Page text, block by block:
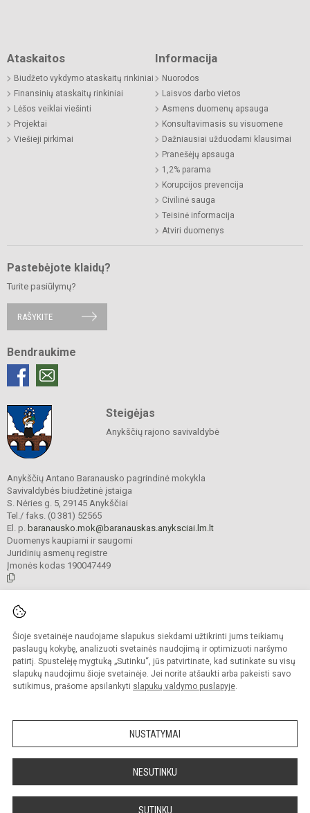
Šioje svetainėje naudojame slapukus siekdami užtikrinti jums teikiamų
paslaugų kokybę, analizuoti svetainės naudojimą ir optimizuoti naršymo
patirtį. Spustelėję mygtuką „Sutinku“, jūs patvirtinate, kad sutinkate su visų
slapukų naudojimu šioje svetainėje. Jei norite atšaukti arba pakeisti savo
sutikimus, prašome apsilankyti slapukų valdymo puslapyje.
NUSTATYMAI
NESUTINKU
SUTINKU
Ataskaitos
Biudžeto vykdymo ataskaitų rinkiniai
Finansinių ataskaitų rinkiniai
Lėšos veiklai viešinti
Projektai
Viešieji pirkimai
Informacija
Nuorodos
Laisvos darbo vietos
Asmens duomenų apsauga
Konsultavimasis su visuomene
Dažniausiai užduodami klausimai
Pranešėjų apsauga
1,2% parama
Korupcijos prevencija
Civilinė sauga
Teisinė informacija
Atviri duomenys
Pastebėjote klaidų?
Turite pasiūlymų?
RAŠYKITE
Bendraukime
Steigėjas
Anykščių rajono savivaldybė
Anykščių Antano Baranausko pagrindinė mokykla
Savivaldybės biudžetinė įstaiga
S. Nėries g. 5, 29145 Anykščiai
Tel./ faks. (0 381) 52565
El. p. baranausko.mok@baranauskas.anyksciai.lm.lt
Duomenys kaupiami ir saugomi
Juridinių asmenų registre
Įmonės kodas 190047449
Kopijuoti turinį be raštiško mokyklos administracijos sutikimo griežtai
draudžiama.
Prieinamumo paraiška Slapukų valdymas
Sumanus būdas atnaujinti